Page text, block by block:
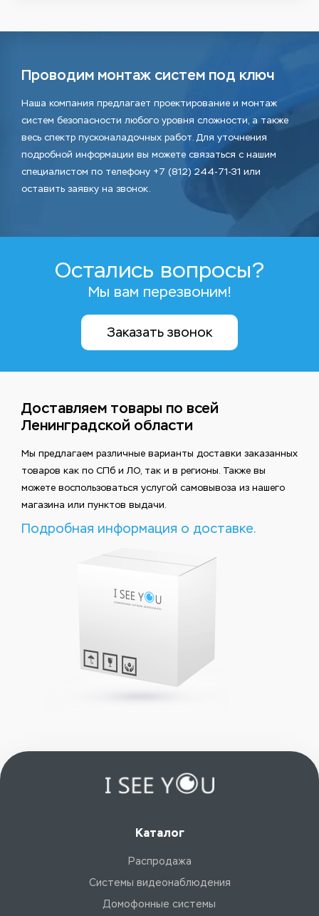
Проводим монтаж систем под ключ
Наша компания предлагает проектирование и монтаж
систем безопасности любого уровня сложности, а также
весь спектр пусконаладочных работ. Для уточнения
подробной информации вы можете связаться с нашим
специалистом по телефону +7 (812) 244-71-31 или
оставить заявку на звонок.
Остались вопросы?
Мы вам перезвоним!
Заказать звонок
Доставляем товары по всей
Ленинградской области
Мы предлагаем различные варианты доставки заказанных
товаров как по СПб и ЛО, так и в регионы. Также вы
можете воспользоваться услугой самовывоза из нашего
магазина или пунктов выдачи.
Подробная информация о доставке.
Каталог
Распродажа
Системы видеонаблюдения
Домофонные системы